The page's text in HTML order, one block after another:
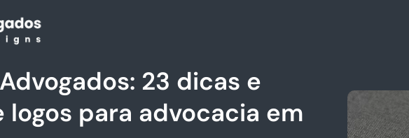
23 dicas e
para advocacia em